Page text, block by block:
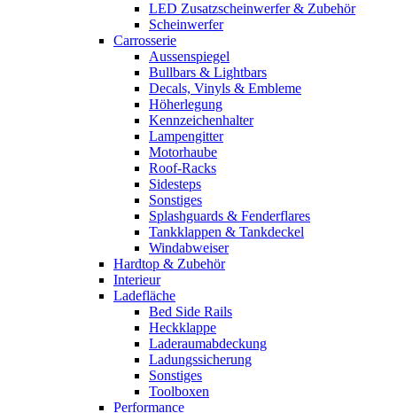
LED Zusatzscheinwerfer & Zubehör
Scheinwerfer
Carrosserie
Aussenspiegel
Bullbars & Lightbars
Decals, Vinyls & Embleme
Höherlegung
Kennzeichenhalter
Lampengitter
Motorhaube
Roof-Racks
Sidesteps
Sonstiges
Splashguards & Fenderflares
Tankklappen & Tankdeckel
Windabweiser
Hardtop & Zubehör
Interieur
Ladefläche
Bed Side Rails
Heckklappe
Laderaumabdeckung
Ladungssicherung
Sonstiges
Toolboxen
Performance